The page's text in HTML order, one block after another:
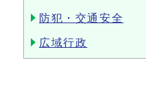
防犯・交通安全
広域行政